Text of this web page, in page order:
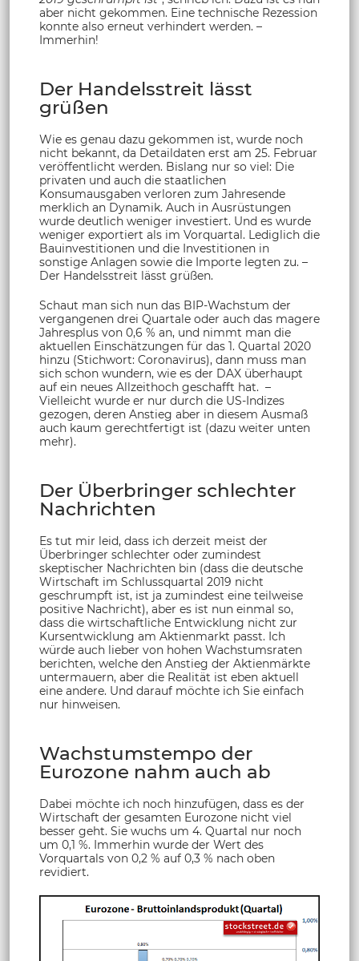
aber nicht gekommen. Eine technische Rezession
konnte also erneut verhindert werden. –
Immerhin!
Der Handelsstreit lässt
grüßen
Wie es genau dazu gekommen ist, wurde noch
nicht bekannt, da Detaildaten erst am 25. Februar
veröffentlicht werden. Bislang nur so viel: Die
privaten und auch die staatlichen
Konsumausgaben verloren zum Jahresende
merklich an Dynamik. Auch in Ausrüstungen
wurde deutlich weniger investiert. Und es wurde
weniger exportiert als im Vorquartal. Lediglich die
Bauinvestitionen und die Investitionen in
sonstige Anlagen sowie die Importe legten zu. –
Der Handelsstreit lässt grüßen.
Schaut man sich nun das BIP-Wachstum der
vergangenen drei Quartale oder auch das magere
Jahresplus von 0,6 % an, und nimmt man die
aktuellen Einschätzungen für das 1. Quartal 2020
hinzu (Stichwort: Coronavirus), dann muss man
sich schon wundern, wie es der DAX überhaupt
auf ein neues Allzeithoch geschafft hat. –
Vielleicht wurde er nur durch die US-Indizes
gezogen, deren Anstieg aber in diesem Ausmaß
auch kaum gerechtfertigt ist (dazu weiter unten
mehr).
Der Überbringer schlechter
Nachrichten
Es tut mir leid, dass ich derzeit meist der
Überbringer schlechter oder zumindest
skeptischer Nachrichten bin (dass die deutsche
Wirtschaft im Schlussquartal 2019 nicht
geschrumpft ist, ist ja zumindest eine teilweise
positive Nachricht), aber es ist nun einmal so,
dass die wirtschaftliche Entwicklung nicht zur
Kursentwicklung am Aktienmarkt passt. Ich
würde auch lieber von hohen Wachstumsraten
berichten, welche den Anstieg der Aktienmärkte
untermauern, aber die Realität ist eben aktuell
eine andere. Und darauf möchte ich Sie einfach
nur hinweisen.
Wachstumstempo der
Eurozone nahm auch ab
Dabei möchte ich noch hinzufügen, dass es der
Wirtschaft der gesamten Eurozone nicht viel
besser geht. Sie wuchs um 4. Quartal nur noch
um 0,1 %. Immerhin wurde der Wert des
Vorquartals von 0,2 % auf 0,3 % nach oben
revidiert.